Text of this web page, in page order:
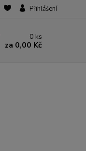
Přihlášení
0 ks
za 0,00 Kč